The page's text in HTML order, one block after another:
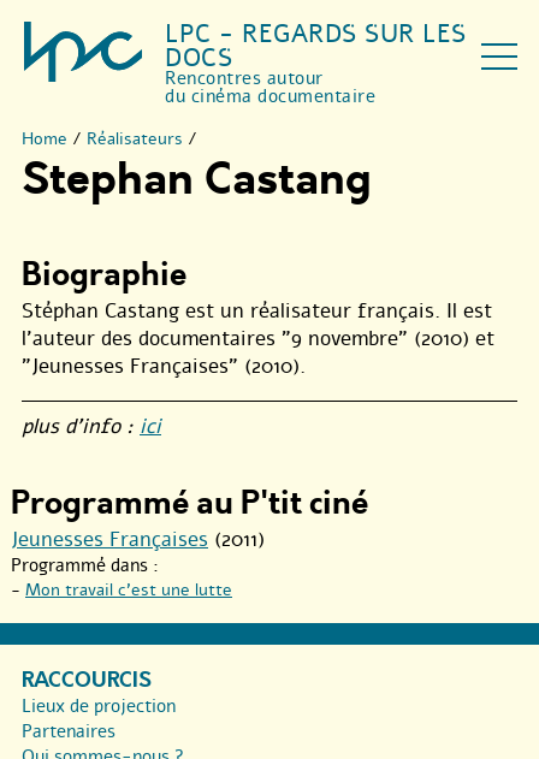
LPC - REGARDS SUR LES
DOCS
Rencontres autour
du cinéma documentaire
Home / Réalisateurs /
Stephan Castang
Biographie
Stéphan Castang est un réalisateur français. Il est
l’auteur des documentaires "9 novembre" (2010) et
"Jeunesses Françaises" (2010).
plus d’info : ici
Programmé au P'tit ciné
Jeunesses Françaises (2011)
Programmé dans :
- Mon travail c’est une lutte
RACCOURCIS
Lieux de projection
Partenaires